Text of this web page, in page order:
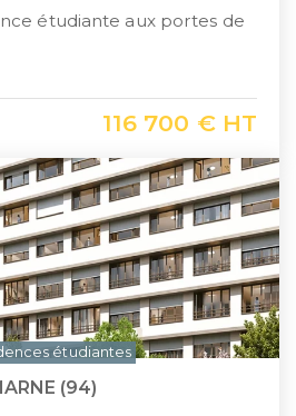
étudiante aux portes de
116 700 € HT
(94)
étudiantes